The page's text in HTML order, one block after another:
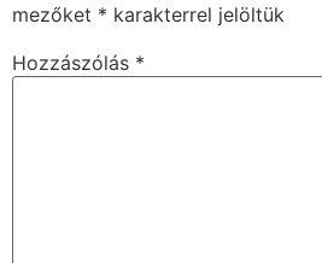
mezőket * karakterrel jelöltük
Hozzászólás *